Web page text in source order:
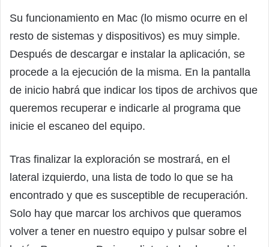
Su funcionamiento en Mac (lo mismo ocurre en el
resto de sistemas y dispositivos) es muy simple.
Después de descargar e instalar la aplicación, se
procede a la ejecución de la misma. En la pantalla
de inicio habrá que indicar los tipos de archivos que
queremos recuperar e indicarle al programa que
inicie el escaneo del equipo.
Tras finalizar la exploración se mostrará, en el
lateral izquierdo, una lista de todo lo que se ha
encontrado y que es susceptible de recuperación.
Solo hay que marcar los archivos que queramos
volver a tener en nuestro equipo y pulsar sobre el